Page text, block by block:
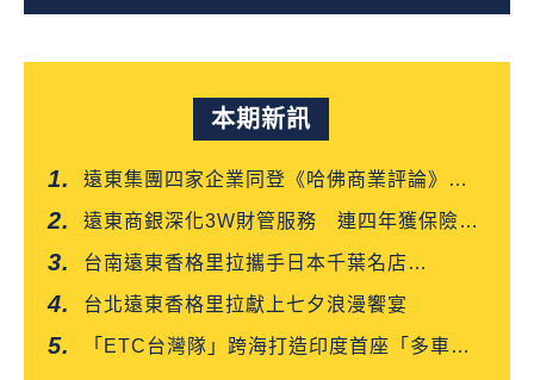
本期新訊
遠東集團四家企業同登《哈佛商業評論》
「台灣企業領袖100強」
遠東商銀深化3W財管服務 連四年獲保險信
望愛雙獎肯定
台南遠東香格里拉攜手日本千葉名店
「CROISSANT」 得獎可頌搶先上市
台北遠東香格里拉獻上七夕浪漫饗宴
「ETC台灣隊」跨海打造印度首座「多車道